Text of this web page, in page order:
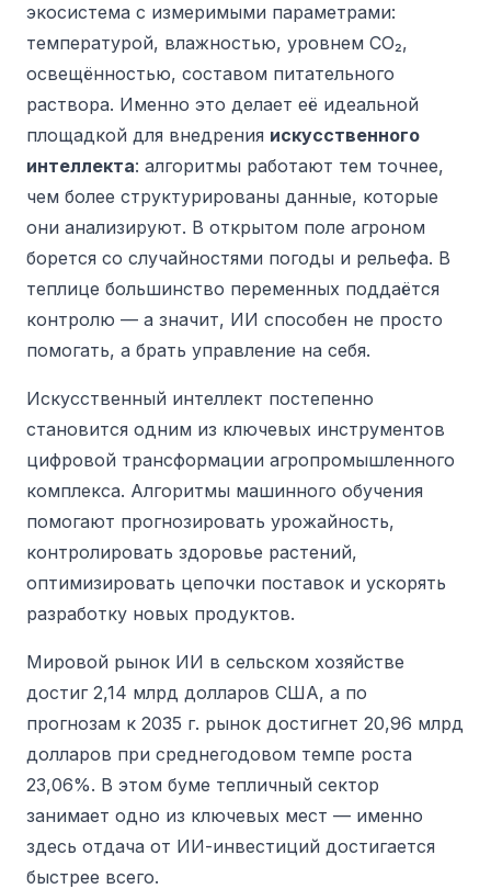
экосистема с измеримыми параметрами:
температурой, влажностью, уровнем CO₂,
освещённостью, составом питательного
раствора. Именно это делает её идеальной
площадкой для внедрения искусственного
интеллекта: алгоритмы работают тем точнее,
чем более структурированы данные, которые
они анализируют. В открытом поле агроном
борется со случайностями погоды и рельефа. В
теплице большинство переменных поддаётся
контролю — а значит, ИИ способен не просто
помогать, а брать управление на себя.
Искусственный интеллект постепенно
становится одним из ключевых инструментов
цифровой трансформации агропромышленного
комплекса. Алгоритмы машинного обучения
помогают прогнозировать урожайность,
контролировать здоровье растений,
оптимизировать цепочки поставок и ускорять
разработку новых продуктов.
Мировой рынок ИИ в сельском хозяйстве
достиг 2,14 млрд долларов США, а по
прогнозам к 2035 г. рынок достигнет 20,96 млрд
долларов при среднегодовом темпе роста
23,06%. В этом буме тепличный сектор
занимает одно из ключевых мест — именно
здесь отдача от ИИ-инвестиций достигается
быстрее всего.